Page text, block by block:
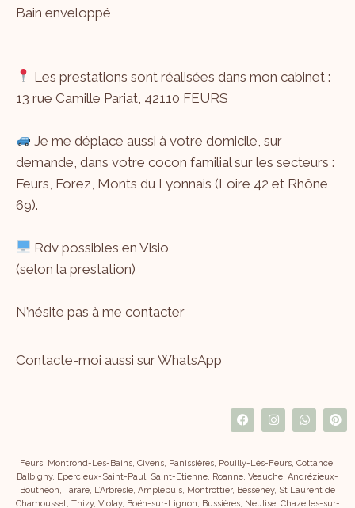
Bain enveloppé
Les prestations sont réalisées dans mon cabinet :
13 rue Camille Pariat, 42110 FEURS
Je me déplace aussi à votre domicile, sur
demande, dans votre cocon familial sur les secteurs :
Feurs, Forez, Monts du Lyonnais (Loire 42 et Rhône
69).
Rdv possibles en Visio
(selon la prestation)
N’hésite pas à me contacter
Contacte-moi aussi sur WhatsApp
Feurs, Montrond-Les-Bains, Civens, Panissières, Pouilly-Lès-Feurs, Cottance,
Balbigny, Epercieux-Saint-Paul, Saint-Etienne, Roanne, Veauche, Andrézieux-
Bouthéon, Tarare, L’Arbresle, Amplepuis, Montrottier, Besseney, St Laurent de
Chamousset, Thizy, Violay, Boën-sur-Lignon, Bussières, Neulise, Chazelles-sur-